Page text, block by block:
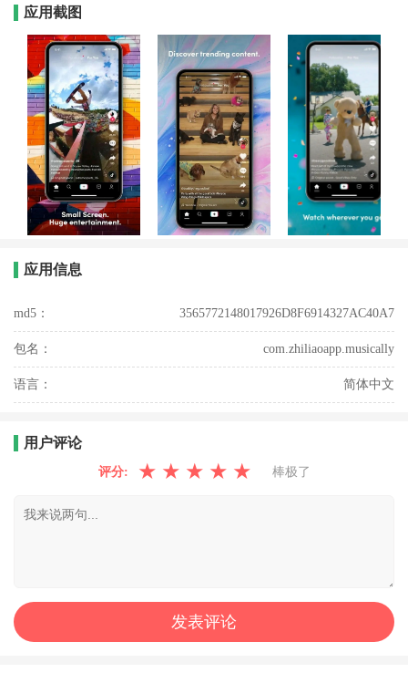
应用截图
应用信息
md5： 3565772148017926D8F6914327AC40A7
包名： com.zhiliaoapp.musically
语言： 简体中文
用户评论
评分: ★ ★ ★ ★ ★ 棒极了